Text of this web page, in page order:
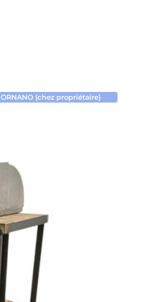
ORNANO (chez propriétaire)